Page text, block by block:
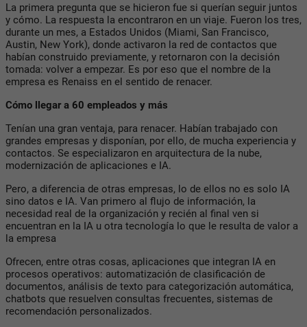
La primera pregunta que se hicieron fue si querían seguir juntos
y cómo. La respuesta la encontraron en un viaje. Fueron los tres,
durante un mes, a Estados Unidos (Miami, San Francisco,
Austin, New York), donde activaron la red de contactos que
habían construido previamente, y retornaron con la decisión
tomada: volver a empezar. Es por eso que el nombre de la
empresa es Renaiss en el sentido de renacer.
Cómo llegar a 60 empleados y más
Tenían una gran ventaja, para renacer. Habían trabajado con
grandes empresas y disponían, por ello, de mucha experiencia y
contactos. Se especializaron en arquitectura de la nube,
modernización de aplicaciones e IA.
Pero, a diferencia de otras empresas, lo de ellos no es solo IA
sino datos e IA. Van primero al flujo de información, la
necesidad real de la organización y recién al final ven si
encuentran en la IA u otra tecnología lo que le resulta de valor a
la empresa
Ofrecen, entre otras cosas, aplicaciones que integran IA en
procesos operativos: automatización de clasificación de
documentos, análisis de texto para categorización automática,
chatbots que resuelven consultas frecuentes, sistemas de
recomendación personalizados.